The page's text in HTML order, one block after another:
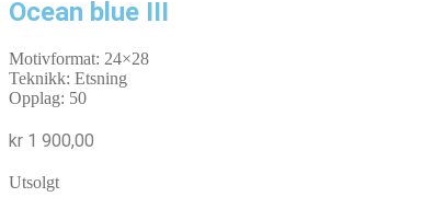
Ocean blue III
Motivformat: 24×28
Teknikk: Etsning
Opplag: 50
kr 1 900,00
Utsolgt